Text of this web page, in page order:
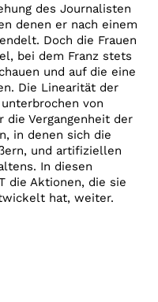
des Journalisten
denen er nach einem
Doch die Frauen
bei dem Franz stets
und auf die eine
Die Linearität der
von
die Vergangenheit der
in denen sich die
und artifiziellen
In diesen
die Aktionen, die sie
hat, weiter.